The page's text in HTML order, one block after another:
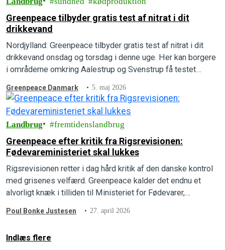
Greenpeace tilbyder gratis test af nitrat i dit
drikkevand
Nordjylland: Greenpeace tilbyder gratis test af nitrat i dit
drikkevand onsdag og torsdag i denne uge. Her kan borgere
i områderne omkring Aalestrup og Svenstrup få testet
Greenpeace Danmark 5. maj 2026
Landbrug fremtidenslandbrug
Greenpeace efter kritik fra Rigsrevisionen:
Fødevareministeriet skal lukkes
Rigsrevisionen retter i dag hård kritik af den danske kontrol
med grisenes velfærd. Greenpeace kalder det endnu et
alvorligt knæk i tilliden til Ministeriet for Fødevarer,
nedlægges.
Poul Bonke Justesen 27. april 2026
Indlæs flere